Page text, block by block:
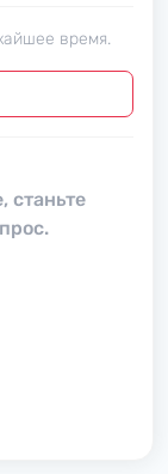
время.
станьте